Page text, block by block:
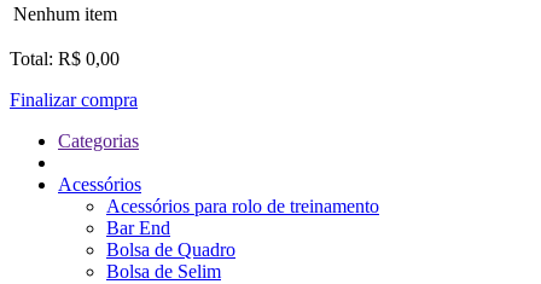
Nenhum item
Total: R$ 0,00
Finalizar compra
Categorias
Acessórios
Acessórios para rolo de treinamento
Bar End
Bolsa de Quadro
Bolsa de Selim